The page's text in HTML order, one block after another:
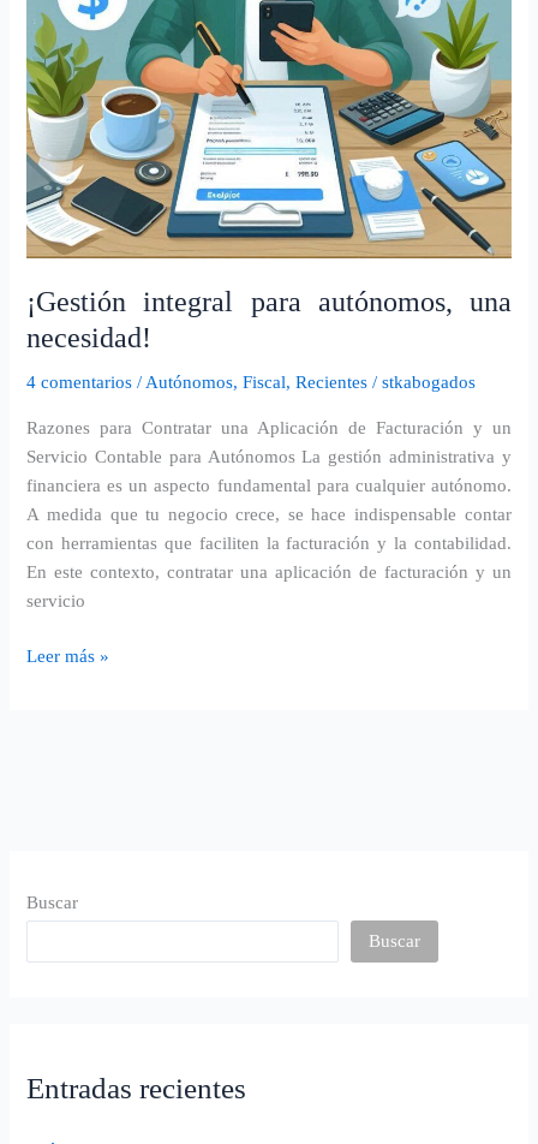
¡Gestión integral para autónomos, una
necesidad!
4 comentarios /Autónomos,Fiscal,Recientes /stkabogados
Razones para Contratar una Aplicación de Facturación y un
Servicio Contable para Autónomos La gestión administrativa y
financiera es un aspecto fundamental para cualquier autónomo.
A medida que tu negocio crece, se hace indispensable contar
con herramientas que faciliten la facturación y la contabilidad.
En este contexto, contratar una aplicación de facturación y un
servicio
Leer más »
Buscar
Buscar
Entradas recientes